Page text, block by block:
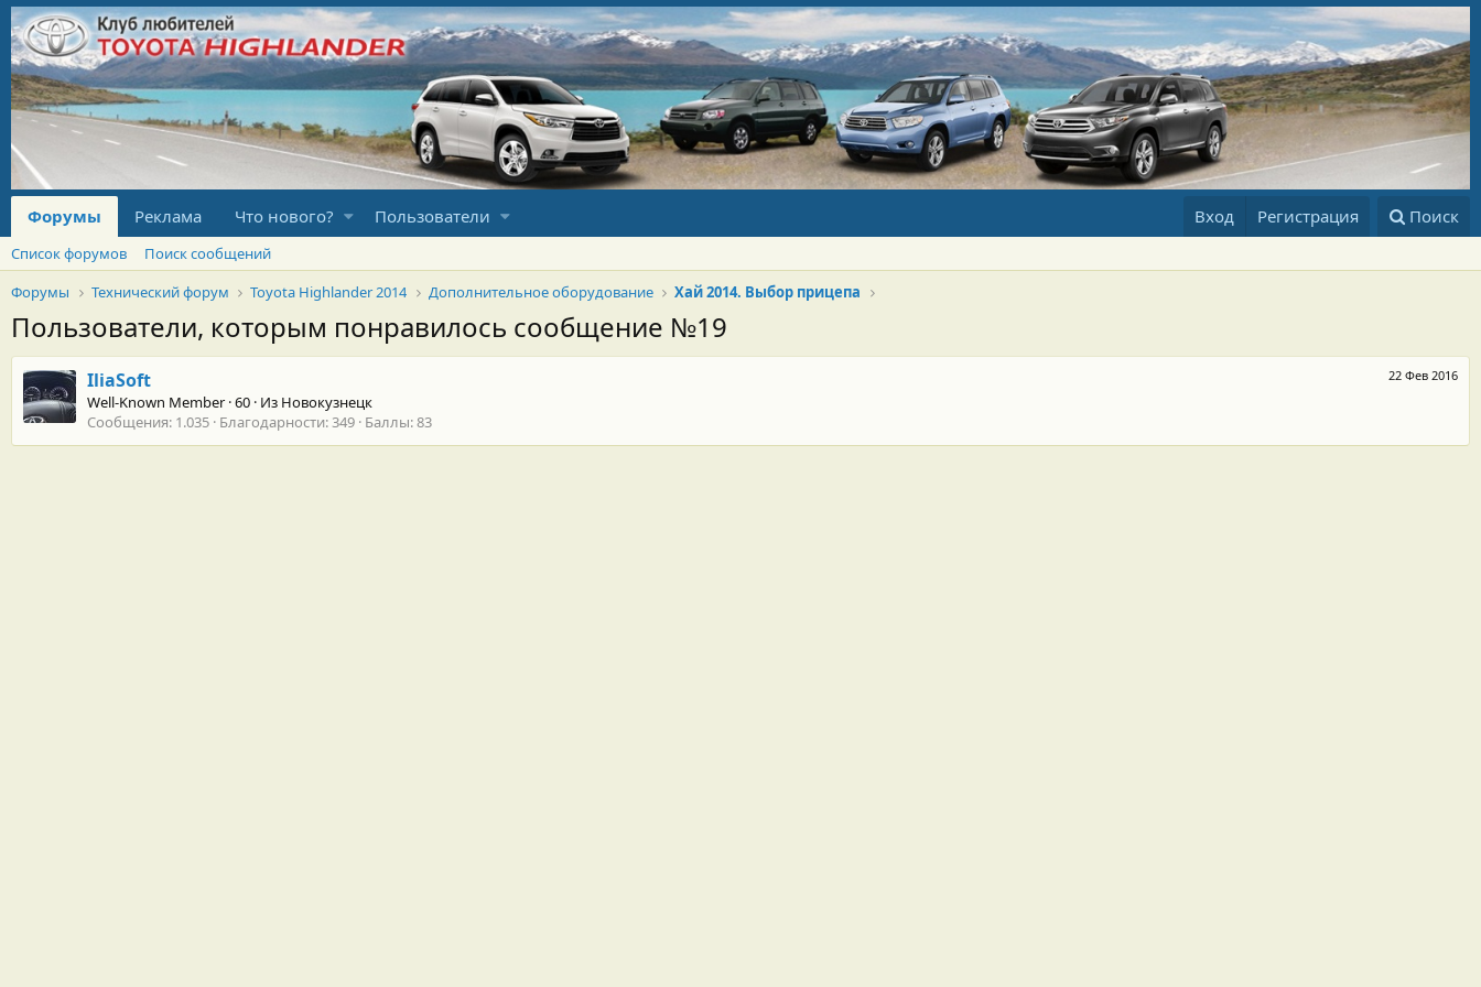
Форумы Реклама Что нового? Пользователи Вход Регистрация Поиск
Список форумов
Поиск сообщений
Форумы
Технический форум Toyota Highlander 2014 Дополнительное оборудование Хай 2014. Выбор прицепа
Пользователи, которым понравилось сообщение №19
22 Фев 2016
IliaSoft
Well-Known Member ·60 · Из Новокузнецк
Сообщения 1.035 Благодарности 349 Баллы 83